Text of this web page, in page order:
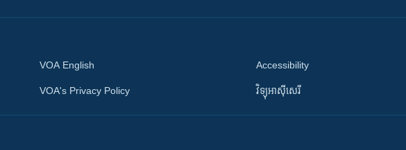
VOA English
VOA's Privacy Policy
Accessibility
វិទ្យុ​អាស៊ី​សេរី